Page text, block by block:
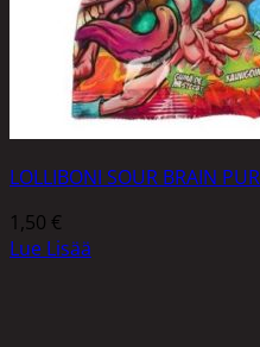
LOLLIBONI SOUR BRAIN
1,50 €
Lue Lisää